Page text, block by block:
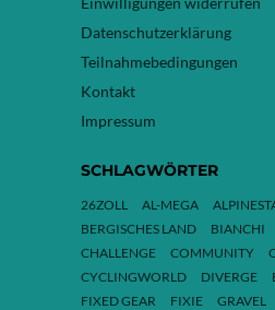
Datenschutzerklärung
Teilnahmebedingungen
Kontakt
Impressum
SCHLAGWÖRTER
26ZOLL AL-MEGA
BERGISCHES LAND
BIANCHI
CHALLENGE
COMMUNITY
CYCLINGWORLD
DIVERGE
FIXED GEAR
FIXIE GRAVEL